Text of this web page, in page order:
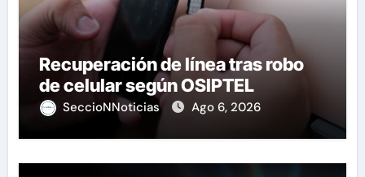
Recuperación de línea tras robo
de celular según OSIPTEL
SeccioNNoticias Ago 6, 2026